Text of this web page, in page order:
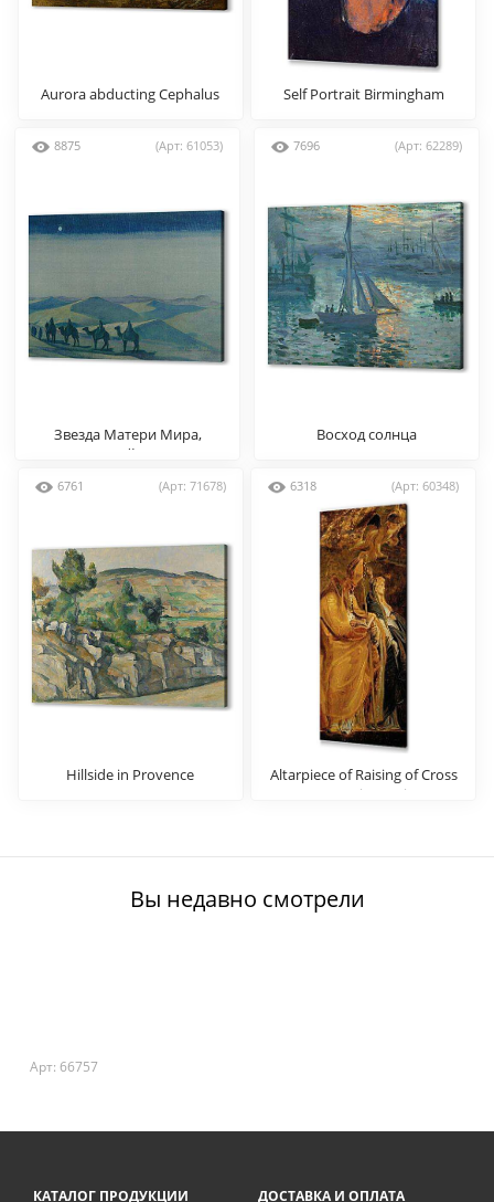
Aurora abducting Cephalus Self Portrait Birmingham
8875 (Арт: 61053)
Звезда Матери Мира,
Николай Рерих
7696 (Арт: 62289)
Восход солнца
6761 (Арт: 71678)
Hillside in Provence
6318 (Арт: 60348)
Altarpiece of Raising of Cross
(Outer Wing Staints
Вы недавно смотрели
Арт: 66757
КАТАЛОГ ПРОДУКЦИИ ДОСТАВКА И ОПЛАТА